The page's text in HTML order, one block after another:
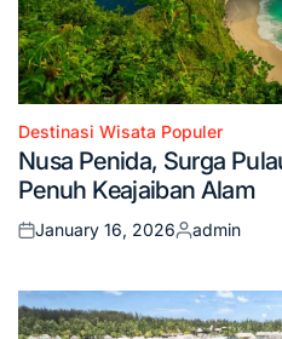
Posted
in
Destinasi Wisata Populer
Nusa Penida, Surga
Penuh Keajaiban Alam
Posted
January 16, 2026
Posted
admin